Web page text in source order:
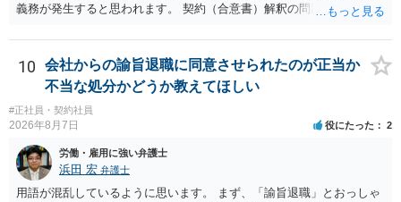
義務が発生すると思われます。 契約（合意書）解釈の問題ですので、
場合、最寄りの法律事務所で相談されることを検討ください。
10
会社からの諭旨退職に同意させられたのが正当か
不当な処分かどうか教えてほしい
#正社員・契約社員
2026年8月7日 役にたった 2
労働・雇用に強い弁護士
浜田 宏 弁護士
用語が混乱しているように思います。 まず、「諭旨退職」とおっしゃ